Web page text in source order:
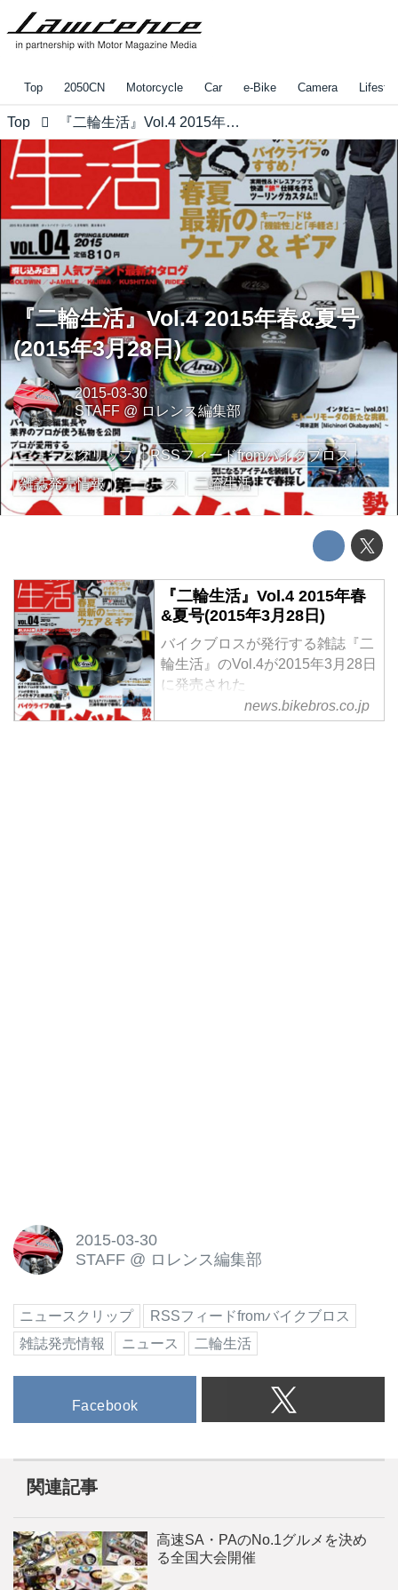
Top 2050CN Motorcycle Car e-Bike Camera
Top 『二輪生活』Vol.4 2015年春&夏号(2015年3月28日)
『二輪生活』Vol.4 2015年春&夏号
(2015年3月28日)
2015-03-30
STAFF@ ロレンス編集部
ニュースクリップ
RSSフィードfromバイクブロス
雑誌発売情報
ニュース 二輪生活
『二輪生活』Vol.4 2015年春
&夏号(2015年3月28日)
バイクブロスが発行する雑誌『二
輪生活』のVol.4が2015年3月28日
に発売された
news.bikebros.co.jp
2015-03-30
STAFF @ ロレンス編集部
ニュースクリップ
RSSフィードfromバイクブロス
雑誌発売情報
ニュース 二輪生活
Facebook
関連記事
高速SA・PAのNo.1グルメを決め
る全国大会開催